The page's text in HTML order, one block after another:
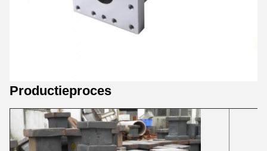
Productieproces